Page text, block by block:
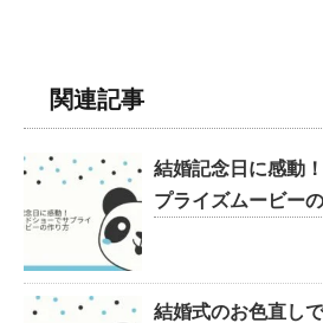
関連記事
結婚記念日に感動
プライズムービー
結婚式のお色直し